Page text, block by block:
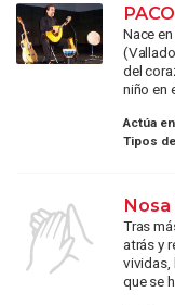
Nace
del
niño en
Actúa
Tipos
Tras
atrás y
vividas,
que se